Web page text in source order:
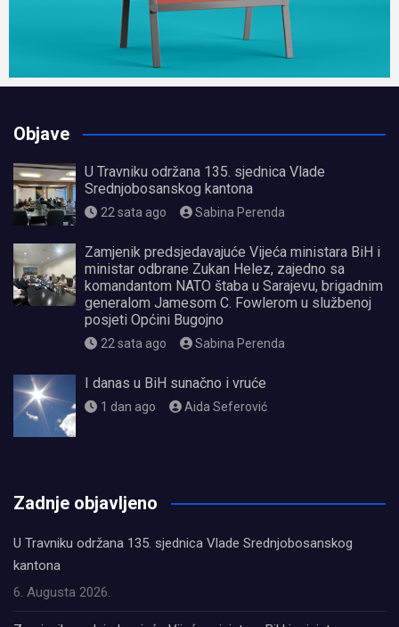
Objave
U Travniku održana 135. sjednica Vlade
Srednjobosanskog kantona
22 sata ago Sabina Perenda
Zamjenik predsjedavajuće Vijeća ministara BiH i
ministar odbrane Zukan Helez, zajedno sa
komandantom NATO štaba u Sarajevu, brigadnim
generalom Jamesom C. Fowlerom u službenoj
posjeti Općini Bugojno
22 sata ago Sabina Perenda
I danas u BiH sunačno i vruće
1 dan ago Aida Seferović
Zadnje objavljeno
U Travniku održana 135. sjednica Vlade Srednjobosanskog
kantona
6. Augusta 2026.